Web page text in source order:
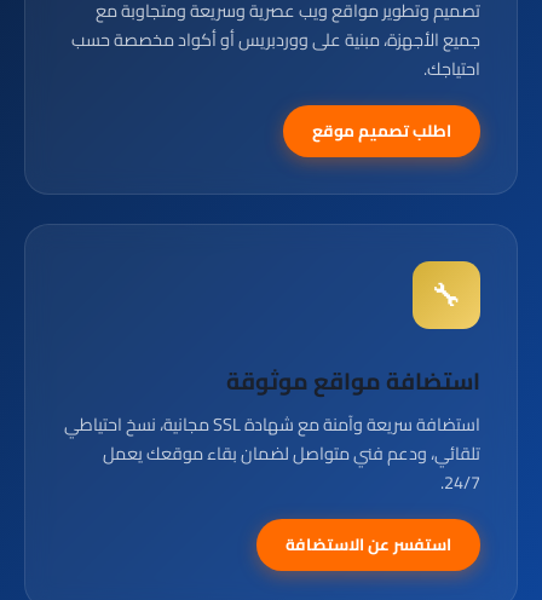
تصميم وتطوير مواقع ويب عصرية وسريعة ومتجاوبة مع
جميع الأجهزة، مبنية على ووردبريس أو أكواد مخصصة حسب
احتياجك.
اطلب تصميم موقع
🔧
استضافة مواقع موثوقة
استضافة سريعة وآمنة مع شهادة SSL مجانية، نسخ احتياطي
تلقائي، ودعم فني متواصل لضمان بقاء موقعك يعمل
24/7.
استفسر عن الاستضافة